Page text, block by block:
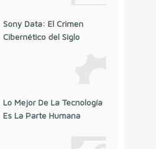
Sony Data: El Crimen
Cibernético del Siglo
Lo Mejor De La Tecnología
Es La Parte Humana